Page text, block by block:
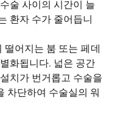
술 사이의 시간이 늘
환자 수가 줄어듭니
어지는 붐 또는 페데
화됩니다. 넓은 공간
치가 번거롭고 수술을
차단하여 수술실의 워